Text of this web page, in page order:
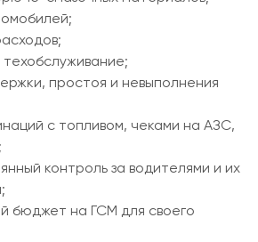
техобслуживание;
простоя и невыполнения
с топливом, чеками на АЗС,
контроль за водителями и их
бюджет на ГСМ для своего